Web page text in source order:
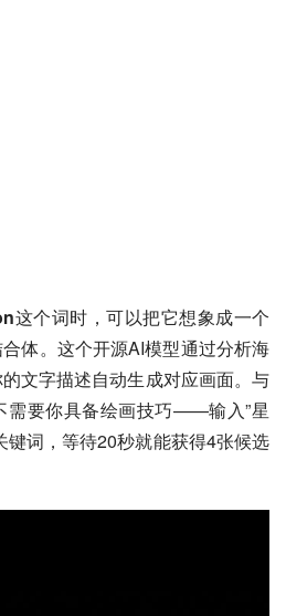
这个词时，可以把它想象成一个
体。这个开源AI模型通过分析海
文字描述自动生成对应画面。与
需要你具备绘画技巧——输入”星
键词，等待20秒就能获得4张候选